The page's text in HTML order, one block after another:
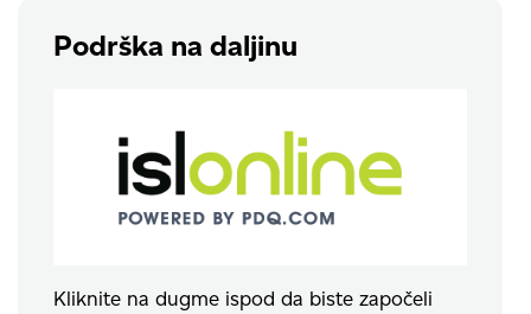
Podrška na daljinu
Kliknite na dugme ispod da biste započeli